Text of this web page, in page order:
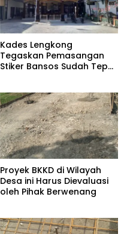
Kades Lengkong
Tegaskan Pemasangan
Stiker Bansos Sudah Tepat
Proyek BKKD di Wilayah
Desa ini Harus Dievaluasi
oleh Pihak Berwenang